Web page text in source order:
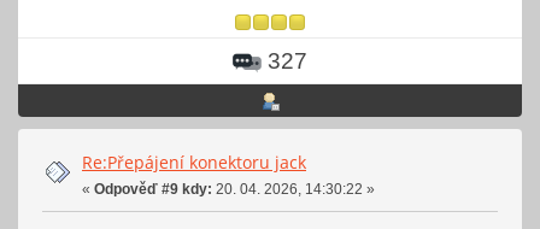
327
Re:Přepájení konektoru jack
« Odpověď #9 kdy: 20. 04. 2026, 14:30:22 »